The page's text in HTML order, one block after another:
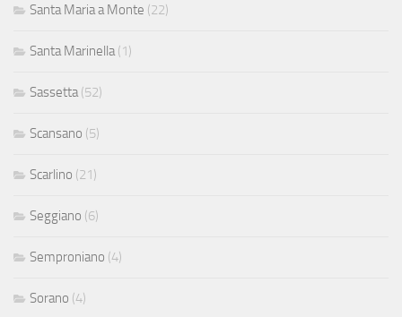
Santa Maria a Monte (22)
Santa Marinella (1)
Sassetta (52)
Scansano (5)
Scarlino (21)
Seggiano (6)
Semproniano (4)
Sorano (4)